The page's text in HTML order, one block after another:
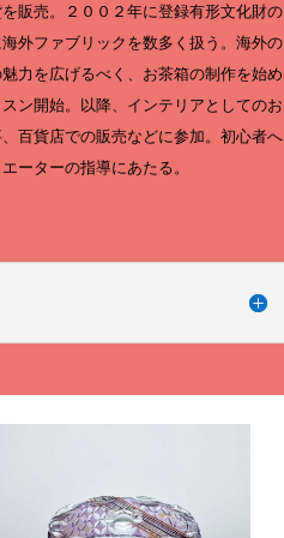
販売。２００２年に登録有形文化財の
外ファブリックを数多く扱う。海外の
力を広げるべく、お茶箱の制作を始め
ン開始。以降、インテリアとしてのお
百貨店での販売などに参加。初心者へ
ーターの指導にあたる。